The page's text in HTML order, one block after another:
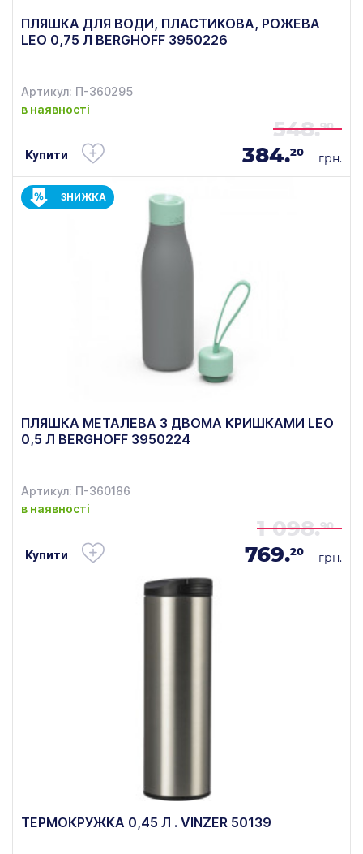
ПЛЯШКА ДЛЯ ВОДИ, ПЛАСТИКОВА, РОЖЕВА
LEO 0,75 Л BERGHOFF 3950226
Артикул: П-360295
в наявності
548.90
Купити 384.20 грн.
ЗНИЖКА
ПЛЯШКА МЕТАЛЕВА З ДВОМА КРИШКАМИ LEO
0,5 Л BERGHOFF 3950224
Артикул: П-360186
в наявності
1 098.90
Купити 769.20 грн.
ТЕРМОКРУЖКА 0,45 Л . VINZER 50139